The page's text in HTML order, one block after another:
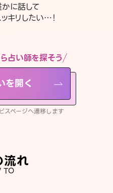
に話して
キリしたい…！
占い師を探そう
を開く
ページへ遷移します
流れ
TO